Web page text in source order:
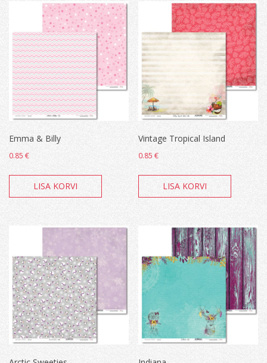
Emma & Billy
0.85 €
LISA KORVI
Vintage Tropical Island
0.85€
LISA KORVI